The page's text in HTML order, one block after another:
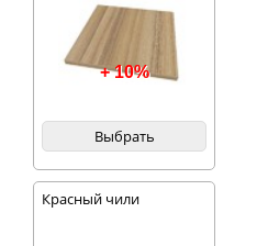
+ 10%
Выбрать
Красный чили